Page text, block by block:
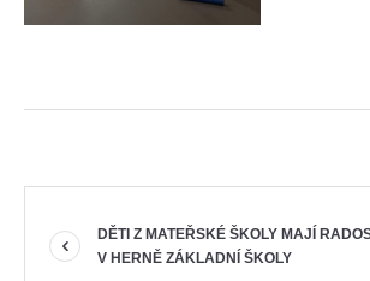
DĚTI Z MATEŘSKÉ ŠKOLY MAJÍ
V HERNĚ ZÁKLADNÍ ŠKOLY